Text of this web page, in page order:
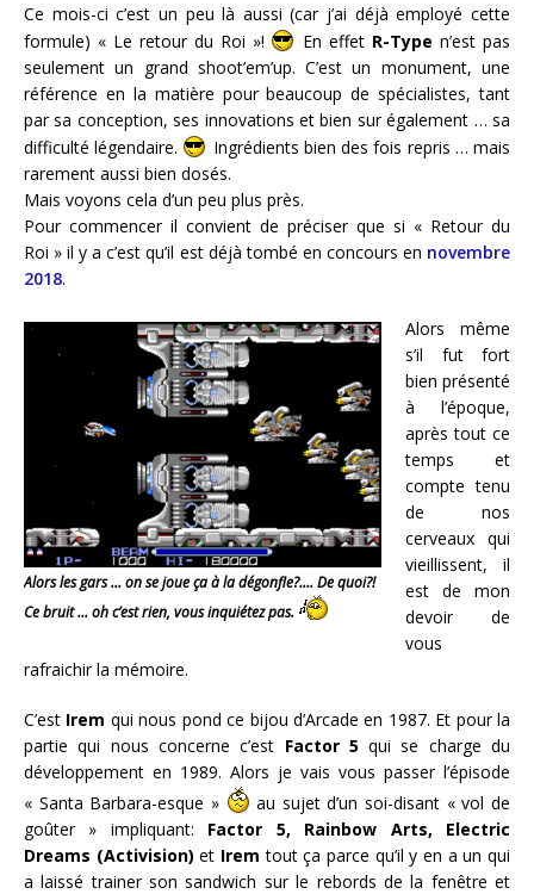
Ce mois-ci c’est un peu là aussi (car j’ai déjà employé cette
formule) « Le retour du Roi »!
En effet R-Type n’est pas
seulement un grand shoot’em’up. C’est un monument, une
référence en la matière pour beaucoup de spécialistes, tant
par sa conception, ses innovations et bien sur également … sa
difficulté légendaire.
Ingrédients bien des fois repris … mais
rarement aussi bien dosés.
Mais voyons cela d’un peu plus près.
Pour commencer il convient de préciser que si « Retour du
Roi » il y a c’est qu’il est déjà tombé en concours en novembre
2018.
Alors les gars … on se joue ça à la dégonfle?…. De quoi?!
Ce bruit … oh c’est rien, vous inquiétez pas.
Alors même
s’il fut fort
bien présenté
à l’époque,
après tout ce
temps et
compte tenu
de nos
cerveaux qui
vieillissent, il
est de mon
devoir de
vous
rafraichir la mémoire.
C’est Irem qui nous pond ce bijou d’Arcade en 1987. Et pour la
partie qui nous concerne c’est Factor 5qui se charge du
développement en 1989. Alors je vais vous passer l’épisode
« Santa Barbara-esque »
au sujet d’un soi-disant « vol de
goûter » impliquant: Factor 5, Rainbow Arts, Electric
Dreams (Activision) et Irem tout ça parce qu’il y en a un qui
a laissé trainer son sandwich sur le rebords de la fenêtre et